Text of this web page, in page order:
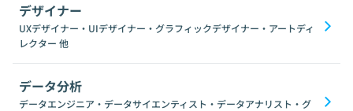
デザイナー
UXデザイナー・UIデザイナー・グラフィックデザイナー・アートディ
レクター 他
データ分析
データエンジニア・データサイエンティスト・データアナリスト・グ